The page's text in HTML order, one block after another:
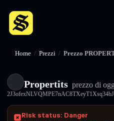
Home / Prezzi / Prezzo
Propertits prezzo di
Risk status: Danger